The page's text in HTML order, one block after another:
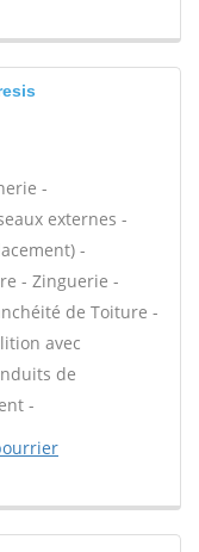
-
externes -
-
- Zinguerie -
de Toiture -
avec
de
-